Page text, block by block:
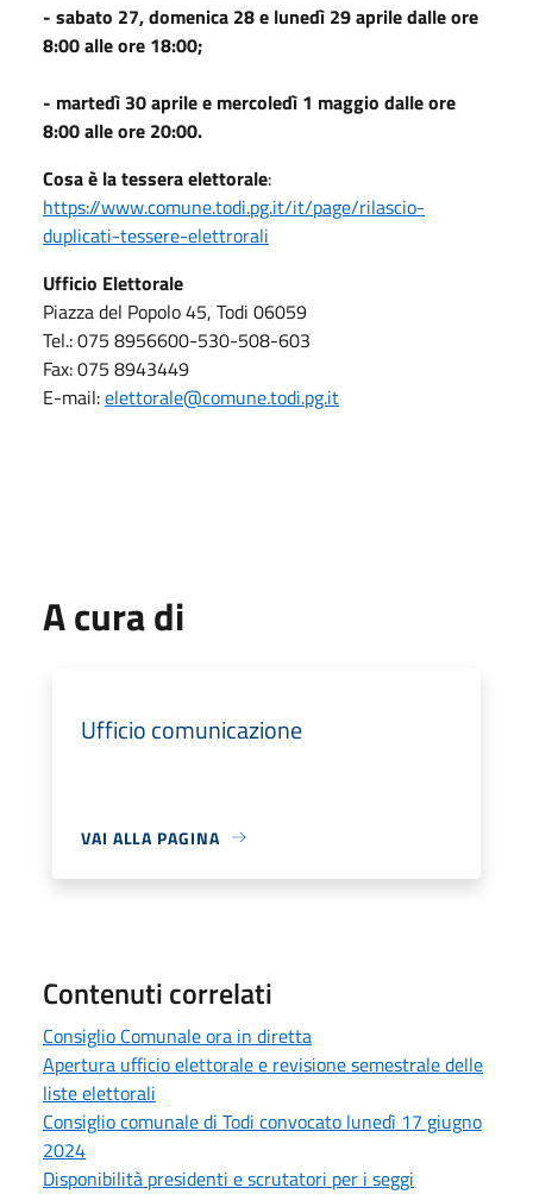
- sabato 27, domenica 28 e lunedì 29 aprile dalle ore
8:00 alle ore 18:00;
- martedì 30 aprile e mercoledì 1 maggio dalle ore
8:00 alle ore 20:00.
Cosa è la tessera elettorale:
https://www.comune.todi.pg.it/it/page/rilascio-
duplicati-tessere-elettrorali
Ufficio Elettorale
Piazza del Popolo 45, Todi 06059
Tel.: 075 8956600-530-508-603
Fax: 075 8943449
E-mail:elettorale@comune.todi.pg.it
A cura di
Ufficio comunicazione
VAI ALLA PAGINA
Contenuti correlati
Consiglio Comunale ora in diretta
Apertura ufficio elettorale e revisione semestrale delle
liste elettorali
Consiglio comunale di Todi convocato lunedì 17 giugno
2024
Disponibilità presidenti e scrutatori per i seggi